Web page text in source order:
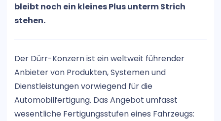
bleibt noch ein kleines Plus unterm Strich
stehen.
Der Dürr-Konzern ist ein weltweit führender
Anbieter von Produkten, Systemen und
Dienstleistungen vorwiegend für die
Automobilfertigung. Das Angebot umfasst
wesentliche Fertigungsstufen eines Fahrzeugs: